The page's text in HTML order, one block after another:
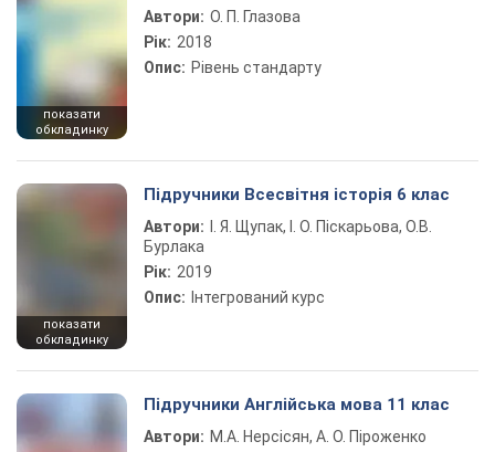
показати
обкладинку
Автори: О. П. Глазова
Рік: 2018
Опис: Рівень стандарту
показати
обкладинку
Підручники Всесвітня історія 6 клас
Автори:
І. Я. Щупак, І. О. Піскарьова, О.В.
Бурлака
Рік: 2019
Опис: Інтегрований курс
Підручники Англійська мова 11 клас
Автори: М.А. Нерсісян, А. О. Піроженко